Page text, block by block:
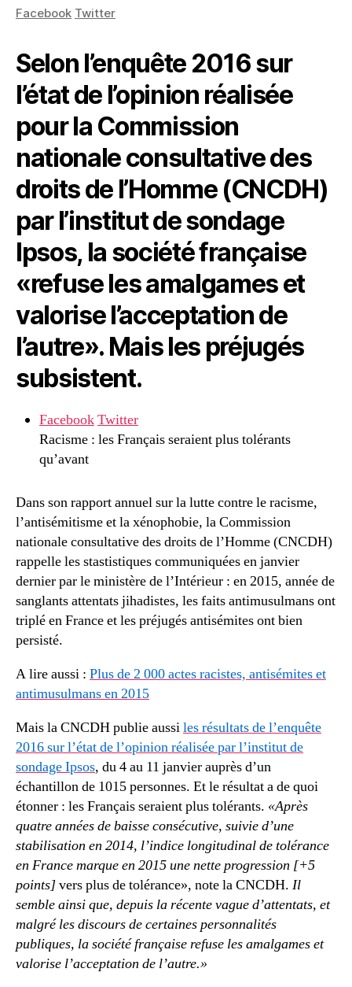
Facebook Twitter
Selon l’enquête 2016 sur
l’état de l’opinion réalisée
pour la Commission
nationale consultative des
droits de l’Homme (CNCDH)
par l’institut de sondage
Ipsos, la société française
«refuse les amalgames et
valorise l’acceptation de
l’autre». Mais les préjugés
subsistent.
FacebookTwitter
Racisme : les Français seraient plus tolérants
qu’avant
Dans son rapport annuel sur la lutte contre le racisme,
l’antisémitisme et la xénophobie, la Commission
nationale consultative des droits de l’Homme (CNCDH)
rappelle les stastistiques communiquées en janvier
dernier par le ministère de l’Intérieur : en 2015, année de
sanglants attentats jihadistes, les faits antimusulmans ont
triplé en France et les préjugés antisémites ont bien
persisté.
A lire aussi : Plus de 2 000 actes racistes, antisémites et
antimusulmans en 2015
Mais la CNCDH publie aussiles résultats de l’enquête
2016 sur l’état de l’opinion réalisée par l’institut de
sondage Ipsos, du 4 au 11 janvier auprès d’un
échantillon de 1015 personnes. Et le résultat a de quoi
étonner : les Français seraient plus tolérants. «Après
quatre années de baisse consécutive, suivie d’une
stabilisation en 2014, l’indice longitudinal de tolérance
en France marque en 2015 une nette progression [+5
points]vers plus de tolérance», note la CNCDH. Il
semble ainsi que, depuis la récente vague d’attentats, et
malgré les discours de certaines personnalités
publiques, la société française refuse les amalgames et
valorise l’acceptation de l’autre.»